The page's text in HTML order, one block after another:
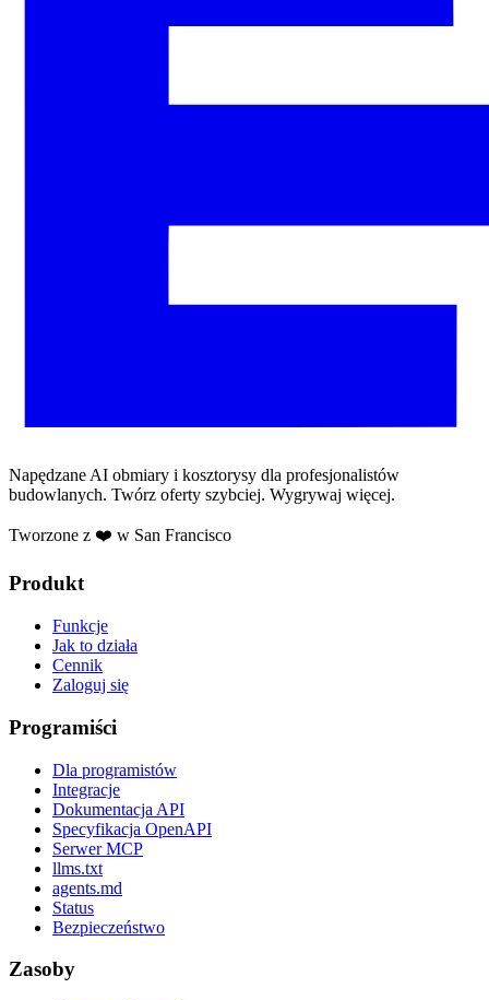
Napędzane AI obmiary i kosztorysy dla profesjonalistów
budowlanych. Twórz oferty szybciej. Wygrywaj więcej.
Tworzone z ❤️ w San Francisco
Produkt
Funkcje
Jak to działa
Cennik
Zaloguj się
Programiści
Dla programistów
Integracje
Dokumentacja API
Specyfikacja OpenAPI
Serwer MCP
llms.txt
agents.md
Status
Bezpieczeństwo
Zasoby